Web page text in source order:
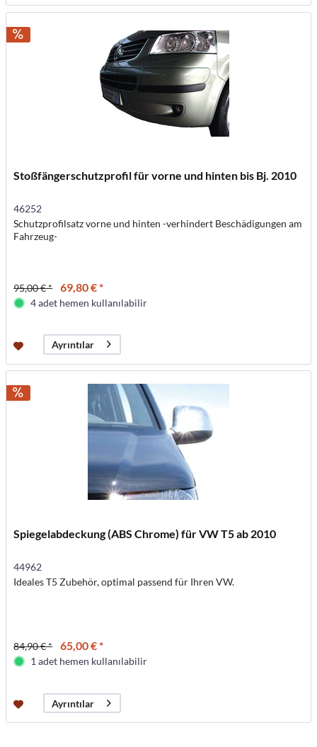
Stoßfängerschutzprofil für vorne und hinten bis Bj. 2010
46252
Schutzprofilsatz vorne und hinten -verhindert Beschädigungen am
Fahrzeug-
95,00 € * 69,80 € *
4 adet hemen kullanılabilir
Ayrıntılar
Spiegelabdeckung (ABS Chrome) für VW T5 ab 2010
44962
Ideales T5 Zubehör, optimal passend für Ihren VW.
84,90 € * 65,00 € *
1 adet hemen kullanılabilir
Ayrıntılar